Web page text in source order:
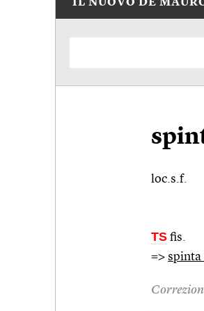
IL NUOVO DE
loc.s.f.
TS fis.
=> spinta